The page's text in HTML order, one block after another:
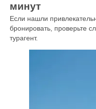
минут
Если нашли
бронировать, проверьте
турагент.